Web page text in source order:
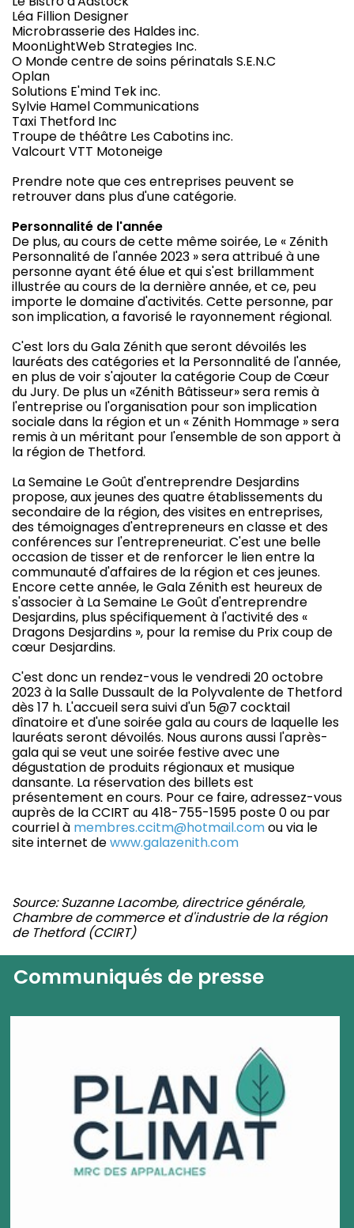
Léa Fillion Designer
Microbrasserie des Haldes inc.
MoonLightWeb Strategies Inc.
O Monde centre de soins périnatals S.E.N.C
Oplan
Solutions E'mind Tek inc.
Sylvie Hamel Communications
Taxi Thetford Inc
Troupe de théâtre Les Cabotins inc.
Valcourt VTT Motoneige
Prendre note que ces entreprises peuvent se
retrouver dans plus d'une catégorie.
Personnalité de l'année
De plus, au cours de cette même soirée, Le « Zénith
Personnalité de l'année 2023 » sera attribué à une
personne ayant été élue et qui s'est brillamment
illustrée au cours de la dernière année, et ce, peu
importe le domaine d'activités. Cette personne, par
son implication, a favorisé le rayonnement régional.
C'est lors du Gala Zénith que seront dévoilés les
lauréats des catégories et la Personnalité de l'année,
en plus de voir s'ajouter la catégorie Coup de Cœur
du Jury. De plus un «Zénith Bâtisseur» sera remis à
l'entreprise ou l'organisation pour son implication
sociale dans la région et un « Zénith Hommage » sera
remis à un méritant pour l'ensemble de son apport à
la région de Thetford.
La Semaine Le Goût d'entreprendre Desjardins
propose, aux jeunes des quatre établissements du
secondaire de la région, des visites en entreprises,
des témoignages d'entrepreneurs en classe et des
conférences sur l'entrepreneuriat. C'est une belle
occasion de tisser et de renforcer le lien entre la
communauté d'affaires de la région et ces jeunes.
Encore cette année, le Gala Zénith est heureux de
s'associer à La Semaine Le Goût d'entreprendre
Desjardins, plus spécifiquement à l'activité des «
Dragons Desjardins », pour la remise du Prix coup de
cœur Desjardins.
C'est donc un rendez-vous le vendredi 20 octobre
2023 à la Salle Dussault de la Polyvalente de Thetford
dès 17 h. L'accueil sera suivi d'un 5@7 cocktail
dînatoire et d'une soirée gala au cours de laquelle les
lauréats seront dévoilés. Nous aurons aussi l'après-
gala qui se veut une soirée festive avec une
dégustation de produits régionaux et musique
dansante. La réservation des billets est
présentement en cours. Pour ce faire, adressez-vous
auprès de la CCIRT au 418-755-1595 poste 0 ou par
courriel à membres.ccitm@hotmail.comou via le
site internet dewww.galazenith.com
Source: Suzanne Lacombe, directrice générale,
Chambre de commerce et d'industrie de la région
de Thetford (CCIRT)
Communiqués de presse